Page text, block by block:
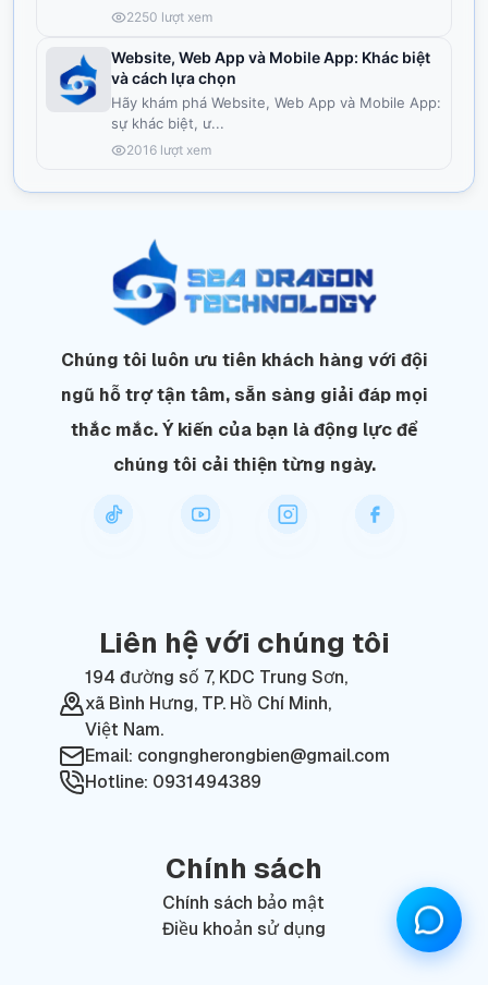
2250 lượt xem
Website, Web App và Mobile App: Khác biệt
và cách lựa chọn
Hãy khám phá Website, Web App và Mobile App:
sự khác biệt, ư...
2016 lượt xem
Chúng tôi luôn ưu tiên khách hàng với đội
ngũ hỗ trợ tận tâm, sẵn sàng giải đáp mọi
thắc mắc. Ý kiến của bạn là động lực để
chúng tôi cải thiện từng ngày.
Liên hệ với chúng tôi
194 đường số 7, KDC Trung Sơn,
xã Bình Hưng, TP. Hồ Chí Minh,
Việt Nam.
Email: congngherongbien@gmail.com
Hotline: 0931494389
Chính sách
Chính sách bảo mật
Điều khoản sử dụng